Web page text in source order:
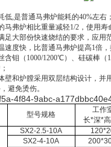
低,是普通马弗炉能耗的40%左右；
马弗炉相比重量减轻1/2，使用寿
足大部份快速烧结的要求，应用
速度快，比普通马弗炉提高1倍
含钼（ 1000/1200℃）、硅碳棒（
壁和炉膛采用双层结构设计，并
避免烫伤。
型号规格
工作
长*深*
SX2-2.5-10A
SX2-4-10A